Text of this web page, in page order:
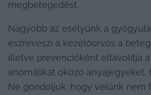
megbetegedést.
Nagyobb az esélyünk a
észreveszi a kezelőorvos a
illetve prevencióként eltávolítja
anomálikat okozó anyajegyeket,
Ne gondoljuk, hogy velünk nem